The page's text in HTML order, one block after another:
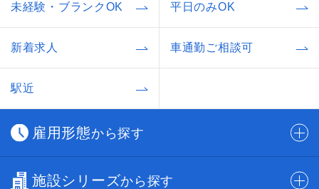
未経験・ブランクOK 平日のみOK
新着求人 車通勤ご相談可
駅近
雇用形態から探す
施設シリーズから探す